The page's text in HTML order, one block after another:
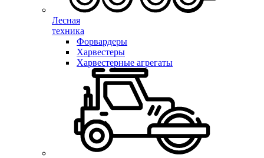
Лесная
техника
Форвардеры
Харвестеры
Харвестерные агрегаты